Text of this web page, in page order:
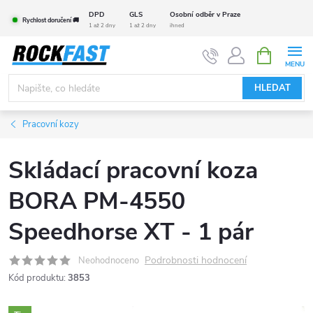
obsah
Rychlost doručení 🚚
DPD GLS Osobní odběr v Praze
1 až 2 dny 1 až 2 dny ihned
HLEDAT
NÁKUPNÍ
KOŠÍK
Pracovní kozy
Skládací pracovní koza
BORA PM-4550
Speedhorse XT - 1 pár
Neohodnoceno Podrobnosti hodnocení
Kód produktu: 3853